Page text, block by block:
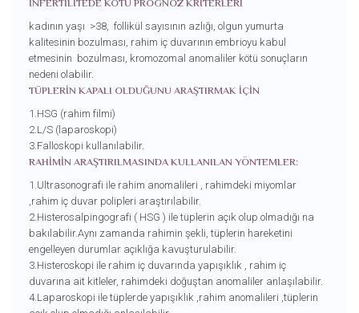
İNFERTİLİTEDE KÖTÜ PROGNOZ KRİTERLERİ
kadının yaşı >38, follikül sayısının azlığı, olgun yumurta
kalitesinin bozulması, rahim iç duvarının embrioyu kabul
etmesinin bozulması, kromozomal anomaliler kötü sonuçların
nedeni olabilir.
TÜPLERİN KAPALI OLDUĞUNU ARAŞTIRMAK İÇİN
1.HSG (rahim filmi)
2.L/S (laparoskopi)
3.Falloskopi kullanılabilir.
RAHİMİN ARAŞTIRILMASINDA KULLANILAN YÖNTEMLER:
1.Ultrasonografi ile rahim anomalileri , rahimdeki miyomlar
,rahim iç duvar polipleri araştırılabilir.
2.Histerosalpingografi ( HSG ) ile tüplerin açık olup olmadığı na
bakılabilir.Aynı zamanda rahimin şekli, tüplerin hareketini
engelleyen durumlar açıklığa kavuşturulabilir.
3.Histeroskopi ile rahim iç duvarında yapışıklık , rahim iç
duvarına ait kitleler, rahimdeki doğuştan anomaliler anlaşılabilir.
4.Laparoskopi ile tüplerde yapışıklık ,rahim anomalileri ,tüplerin